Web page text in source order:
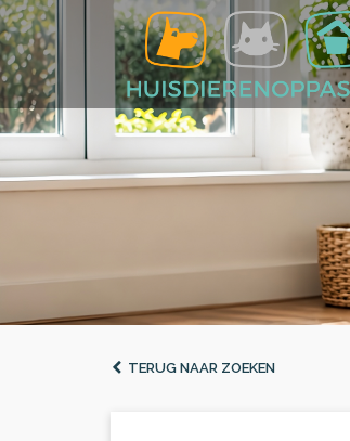
TERUG NAAR ZOEKEN